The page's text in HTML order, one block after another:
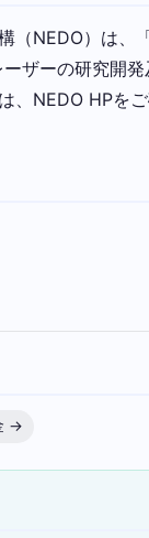
（NEDO）は
ーの研究開
NEDO HPを
→